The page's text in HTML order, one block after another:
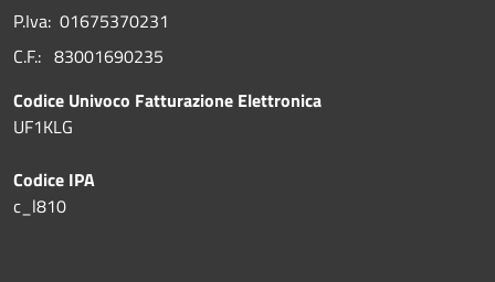
P.Iva: 01675370231
C.F.: 83001690235
Codice Univoco Fatturazione Elettronica
UF1KLG
Codice IPA
c_l810